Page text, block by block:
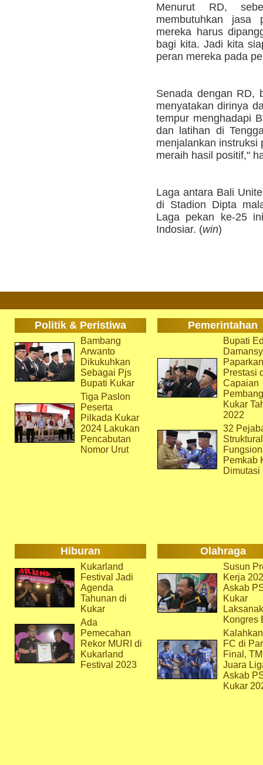
Menurut RD,
membutuhkan jasa
mereka harus
bagi kita. Jadi kita
peran mereka pada
Senada dengan RD,
menyatakan dirinya
tempur menghadapi
dan latihan di
menjalankan instruksi
meraih hasil positif,"
Laga antara Bali
di Stadion Dipta
Laga pekan ke-25
Indosiar. (win)
Politik & Peristiwa Pemerintahan
Bambang
Arwanto
Dikukuhkan
Sebagai Pjs
Bupati Kukar
Tiga Paslon
Peserta
Pilkada Kukar
2024 Lakukan
Pencabutan
Nomor Urut
Bupati
Paparkan
Prestasi
Capaian
Kukar
2022
32
Pemkab
Dimutasi
Hiburan Olahraga
Kukarland
Festival Jadi
Agenda
Tahunan di
Kukar
Ada
Pemecahan
Rekor MURI di
Kukarland
Festival 2023
Susun
Kerja
Askab
Kukar
Kongres
FC di
Final,
Juara
Askab
Kukar